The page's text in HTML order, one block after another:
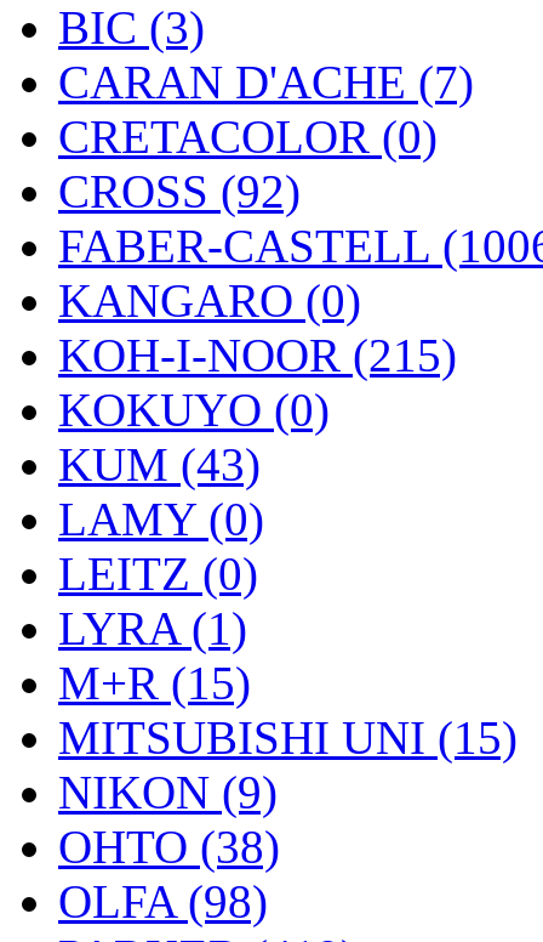
BIC (3)
CARAN D'ACHE (7)
CRETACOLOR (0)
CROSS (92)
FABER-CASTELL
KANGARO (0)
KOH-I-NOOR (215)
KOKUYO (0)
KUM (43)
LAMY (0)
LEITZ (0)
LYRA (1)
M+R (15)
MITSUBISHI UNI (15)
NIKON (9)
OHTO (38)
OLFA (98)